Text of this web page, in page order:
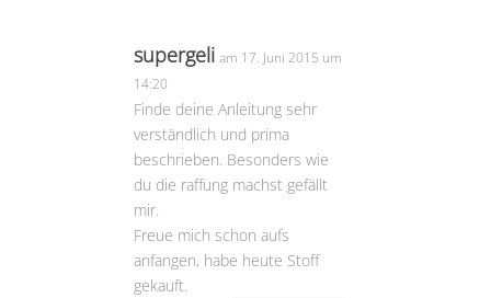
supergeli am 17. Juni 2015 um
14:20
Finde deine Anleitung sehr
verständlich und prima
beschrieben. Besonders wie
du die raffung machst gefällt
mir.
Freue mich schon aufs
anfangen, habe heute Stoff
gekauft.